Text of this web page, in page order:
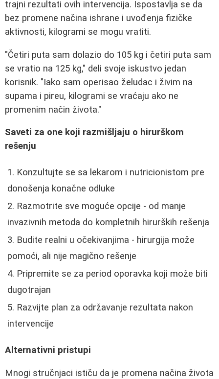
trajni rezultati ovih intervencija. Ispostavlja se da
bez promene načina ishrane i uvođenja fizičke
aktivnosti, kilogrami se mogu vratiti.
"Četiri puta sam dolazio do 105 kg i četiri puta sam
se vratio na 125 kg," deli svoje iskustvo jedan
korisnik. "Iako sam operisao želudac i živim na
supama i pireu, kilogrami se vraćaju ako ne
promenim način života."
Saveti za one koji razmišljaju o hirurškom
rešenju
Konzultujte se sa lekarom i nutricionistom pre
donošenja konačne odluke
Razmotrite sve moguće opcije - od manje
invazivnih metoda do kompletnih hirurških rešenja
Budite realni u očekivanjima - hirurgija može
pomoći, ali nije magično rešenje
Pripremite se za period oporavka koji može biti
dugotrajan
Razvijte plan za održavanje rezultata nakon
intervencije
Alternativni pristupi
Mnogi stručnjaci ističu da je promena načina života